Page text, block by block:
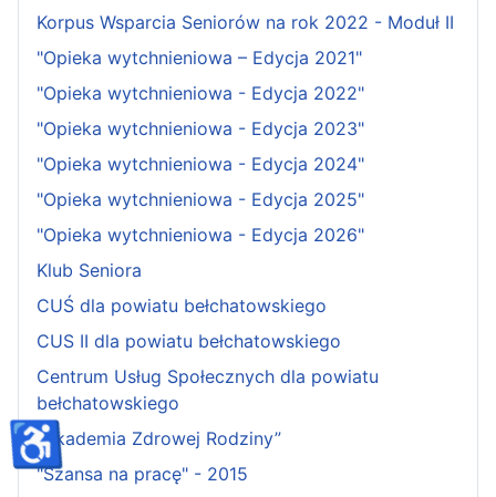
Korpus Wsparcia Seniorów na rok 2022 - Moduł II
"Opieka wytchnieniowa – Edycja 2021"
"Opieka wytchnieniowa - Edycja 2022"
"Opieka wytchnieniowa - Edycja 2023"
"Opieka wytchnieniowa - Edycja 2024"
"Opieka wytchnieniowa - Edycja 2025"
"Opieka wytchnieniowa - Edycja 2026"
Klub Seniora
CUŚ dla powiatu bełchatowskiego
CUS II dla powiatu bełchatowskiego
Centrum Usług Społecznych dla powiatu
bełchatowskiego
„Akademia Zdrowej Rodziny”
"Szansa na pracę" - 2015